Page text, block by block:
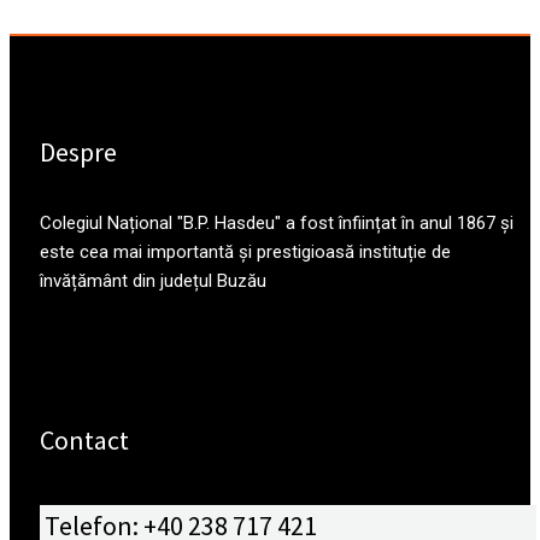
Despre
Colegiul Național "B.P. Hasdeu" a fost înființat în anul 1867 și
este cea mai importantă și prestigioasă instituție de
învățământ din județul Buzău
Contact
Telefon: +40 238 717 421